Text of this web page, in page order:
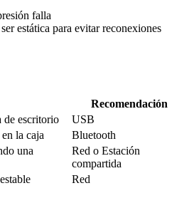
falla
estática para evitar reconexiones
Recomendación
de escritorio
USB
la caja
Bluetooth
una
Red o Estación
compartida
Red